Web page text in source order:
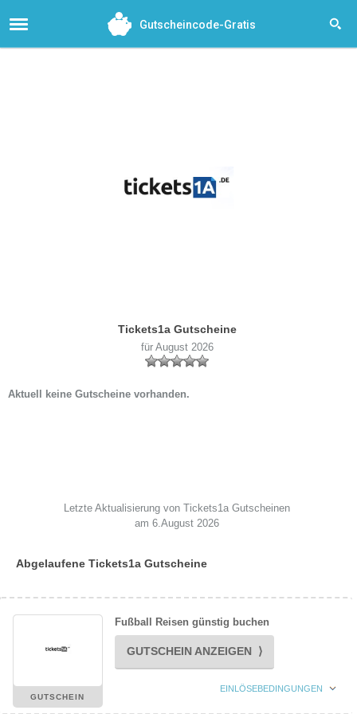
Gutscheincode-Gratis
Tickets1a Gutscheine
für August 2026
Aktuell keine Gutscheine vorhanden.
Letzte Aktualisierung von Tickets1a Gutscheinen
am 6.August 2026
Abgelaufene Tickets1a Gutscheine
GUTSCHEIN
Fußball Reisen günstig buchen
GUTSCHEIN ANZEIGEN ⟩
EINLÖSEBEDINGUNGEN